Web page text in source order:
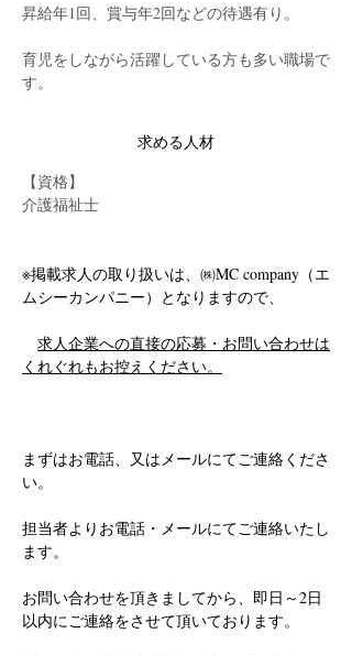
昇給年1回、賞与年2回などの待遇有り。
育児をしながら活躍している方も多い職場で
す。
求める人材
【資格】
介護福祉士
※掲載求人の取り扱いは、㈱MC company（エ
ムシーカンパニー）となりますので、
求人企業への直接の応募・お問い合わせは
くれぐれもお控えください。
まずはお電話、又はメールにてご連絡くださ
い。
担当者よりお電話・メールにてご連絡いたし
ます。
お問い合わせを頂きましてから、即日～2日
以内にご連絡をさせて頂いております。